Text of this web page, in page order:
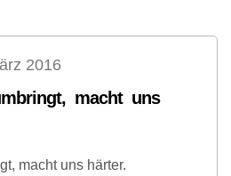
2016
macht uns
macht uns härter.